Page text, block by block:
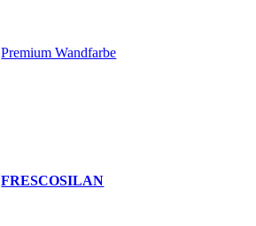
Premium Wandfarbe
FRESCOSILAN